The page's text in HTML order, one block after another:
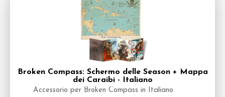
Broken Compass: Schermo delle Season + Mappa
dei Caraibi - Italiano
Accessorio per Broken Compass in Italiano